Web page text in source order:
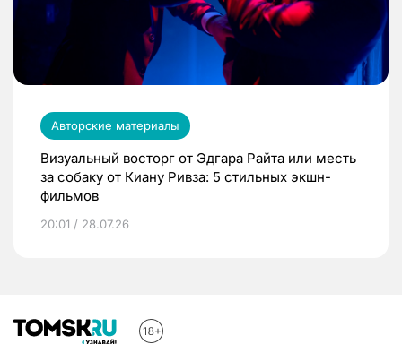
Авторские материалы
Визуальный восторг от Эдгара Райта или месть
за собаку от Киану Ривза: 5 стильных экшн-
фильмов
20:01 / 28.07.26